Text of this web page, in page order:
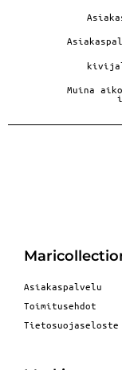
Muina
Asiakaspalvelu
Toimitusehdot
Tietosuojaseloste